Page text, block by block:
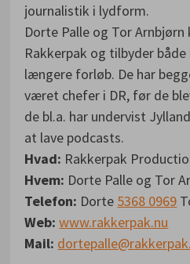
journalistik i lydform.
Dorte Palle og Tor
Rakkerpak og tilbyder
længere forløb. De har
været chefer i DR, før de
de bl.a. har undervist
at lave podcasts.
Hvad: Rakkerpak
Hvem: Dorte Palle og Tor
Telefon: Dorte 5368 0969
Web: www.rakkerpak.nu
Mail: